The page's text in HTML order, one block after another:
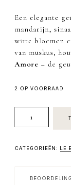
Een elegante
mandarijn,
witte bloemen
van muskus,
Amore – de
2 OP VOORRAAD
aantal
CATEGORIEËN: LE